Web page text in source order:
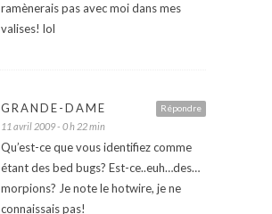
ramènerais pas avec moi dans mes
valises! lol
Répondre
GRANDE-DAME
11 avril 2009 - 0 h 22 min
Qu’est-ce que vous identifiez comme
étant des bed bugs? Est-ce..euh…des…
morpions? Je note le hotwire, je ne
connaissais pas!